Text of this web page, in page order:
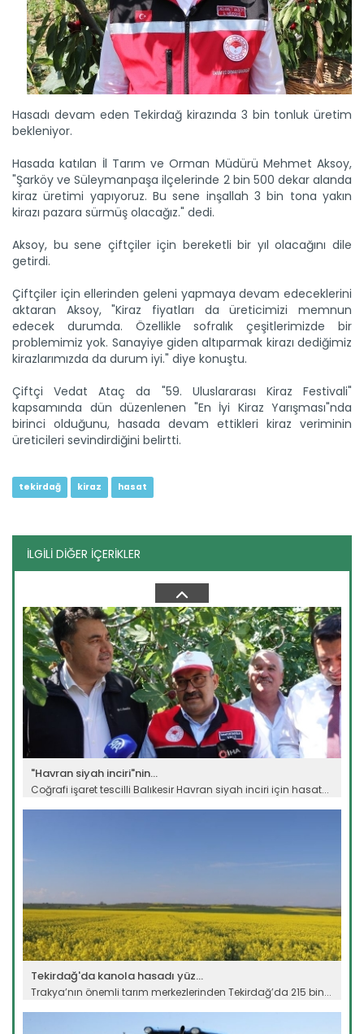
Hasadı devam eden Tekirdağ kirazında 3 bin tonluk üretim
bekleniyor.
Hasada katılan İl Tarım ve Orman Müdürü Mehmet Aksoy,
"Şarköy ve Süleymanpaşa ilçelerinde 2 bin 500 dekar alanda
kiraz üretimi yapıyoruz. Bu sene inşallah 3 bin tona yakın
kirazı pazara sürmüş olacağız." dedi.
Aksoy, bu sene çiftçiler için bereketli bir yıl olacağını dile
getirdi.
Çiftçiler için ellerinden geleni yapmaya devam edeceklerini
aktaran Aksoy, "Kiraz fiyatları da üreticimizi memnun
edecek durumda. Özellikle sofralık çeşitlerimizde bir
problemimiz yok. Sanayiye giden altıparmak kirazı dediğimiz
kirazlarımızda da durum iyi." diye konuştu.
Çiftçi Vedat Ataç da "59. Uluslararası Kiraz Festivali"
kapsamında dün düzenlenen "En İyi Kiraz Yarışması"nda
birinci olduğunu, hasada devam ettikleri kiraz veriminin
üreticileri sevindirdiğini belirtti.
tekirdağ kiraz hasat
İLGİLİ DİĞER İÇERİKLER
Devamını Oku ->
Kahramanmaraş’ta çığşar kirazı...
Kahramanmaraş’ta kiraz hasat etkinliği düzenlendi. Andırın...
Devamını Oku ->
Çubuk’ta salatalık hasadı...
Ankara'nın Çubuk ilçesinde coğrafi işaretli Çubuk
turşusunun...
Devamını Oku ->
Çorum'da planlı üretimli...
Çorum'da Tarım ve Orman Bakanlığınca planlı üretim
Devamını Oku ->
"Havran siyah inciri"nin...
Coğrafi işaret tescilli Balıkesir Havran siyah inciri için hasat...
Devamını Oku ->
Tekirdağ'da kanola hasadı yüz...
Trakya’nın önemli tarım merkezlerinden Tekirdağ’da 215 bin...
Devamını Oku ->